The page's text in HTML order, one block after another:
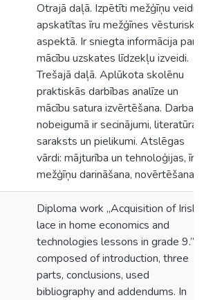
Otrajā daļā. Izpētīti mežģīņu veidi,
apskatītas īru mežģīnes
aspektā. Ir sniegta informācija par
mācību uzskates līdzekļu izveidi.
Trešajā daļā. Aplūkota skolēnu
praktiskās darbības analīze un
mācību satura izvērtēšana. Darba
nobeigumā ir secinājumi, literatūras
saraksts un pielikumi. Atslēgas
vārdi: mājturība un tehnoloģijas, īru
mežģīņu darināšana, novērtēšana
Diploma work „Acquisition of Irish
lace in home economics and
technologies lessons in grade 9.” is
composed of introduction, three
parts, conclusions, used
bibliography and addendums. In